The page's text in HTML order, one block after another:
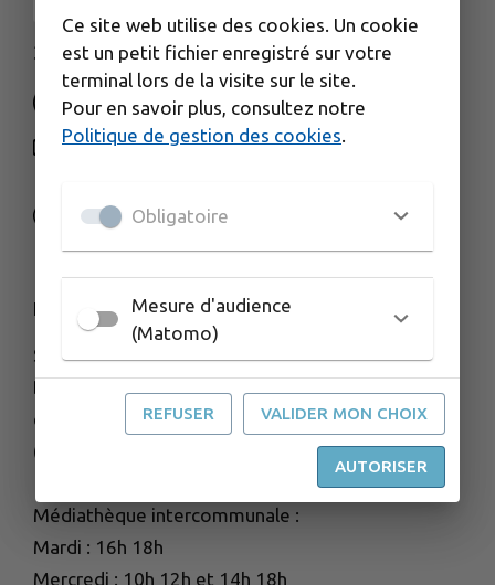
3 rue de la Gare - 25560 FRASNE
NOUS CONTACTER
www.frasnedrugeon-cfd.fr
HORAIRES D'OUVERTURE
Services administratifs de la CFD :
Du lundi au vendredi de 8h30 à 11h45
et de 13h45 à 17h30
(accueil FERMÉ le vendredi après midi)
Médiathèque intercommunale :
Mardi : 16h 18h
Mercredi : 10h 12h et 14h 18h
Ce site web utilise des cookies. Un cookie
est un petit fichier enregistré sur votre
terminal lors de la visite sur le site.
Pour en savoir plus, consultez notre
Politique de gestion des cookies
Obligatoire
Mesure d'audience
(Matomo)
REFUSER VALIDER MON CHOIX
AUTORISER